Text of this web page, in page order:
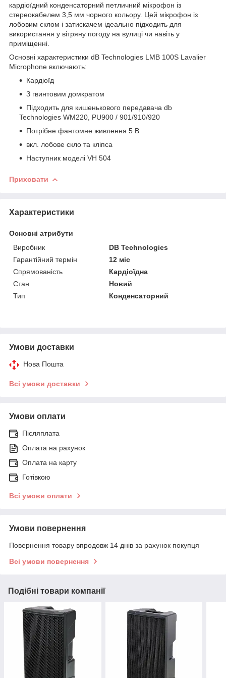
кардіоїдний конденсаторний петличний мікрофон із
стереокабелем 3,5 мм чорного кольору. Цей мікрофон із
лобовим склом і затискачем ідеально підходить для
використання у вітряну погоду на вулиці чи навіть у
приміщенні.
Основні характеристики dB Technologies LMB 100S Lavalier
Microphone включають:
Кардіоїд
З гвинтовим домкратом
Підходить для кишенькового передавача db
Technologies WM220, PU900 / 901/910/920
Потрібне фантомне живлення 5 В
вкл. лобове скло та кліпса
Наступник моделі VH 504
Приховати
Характеристики
Основні атрибути
Виробник
DB Technologies
Гарантійний термін
12 міс
Спрямованість
Кардіоїдна
Стан
Новий
Тип
Конденсаторний
Умови доставки
Нова Пошта
Всі умови доставки
Умови оплати
Післяплата
Оплата на рахунок
Оплата на карту
Готівкою
Всі умови оплати
Умови повернення
Повернення товару впродовж 14 днів за рахунок покупця
Всі умови повернення
Подібні товари компанії